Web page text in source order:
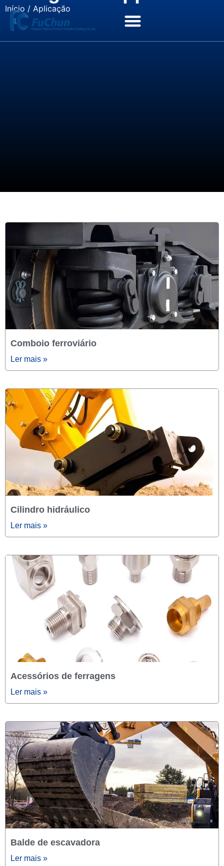
Início / Aplicação
Comboio ferroviário
Ler mais »
Cilindro hidráulico
Ler mais »
Acessórios de ferragens
Ler mais »
Balde de escavadora
Ler mais »